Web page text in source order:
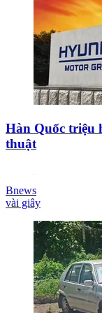
Hàn Quốc triệu
thuật
Bnews
vài giây